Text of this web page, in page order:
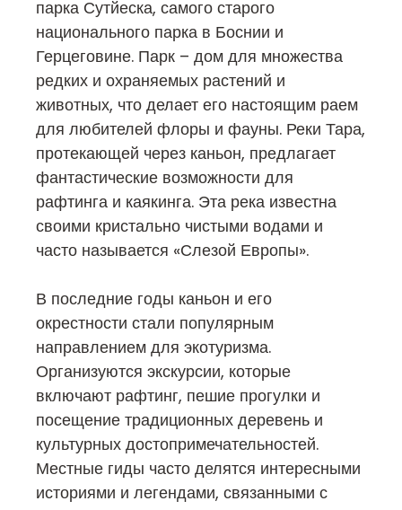
парка Сутйеска, самого старого
национального парка в Боснии и
Герцеговине. Парк – дом для множества
редких и охраняемых растений и
животных, что делает его настоящим раем
для любителей флоры и фауны. Реки Тара,
протекающей через каньон, предлагает
фантастические возможности для
рафтинга и каякинга. Эта река известна
своими кристально чистыми водами и
часто называется «Слезой Европы».
В последние годы каньон и его
окрестности стали популярным
направлением для экотуризма.
Организуются экскурсии, которые
включают рафтинг, пешие прогулки и
посещение традиционных деревень и
культурных достопримечательностей.
Местные гиды часто делятся интересными
историями и легендами, связанными с